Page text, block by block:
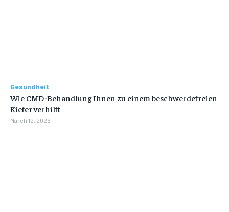
Gesundheit
Wie CMD-Behandlung Ihnen zu einem beschwerdefreien
Kiefer verhilft
March 12, 2026